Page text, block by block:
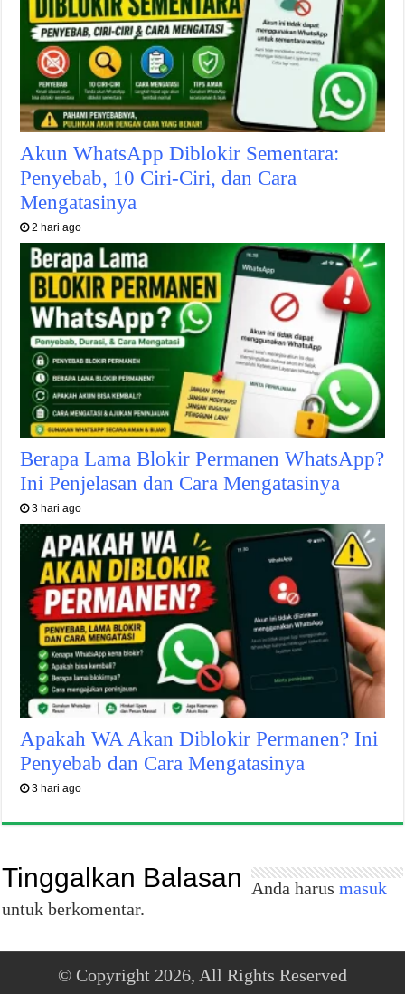
Akun WhatsApp Diblokir Sementara:
Penyebab, 10 Ciri-Ciri, dan Cara
Mengatasinya
2 hari ago
Berapa Lama Blokir Permanen WhatsApp?
Ini Penjelasan dan Cara Mengatasinya
3 hari ago
Apakah WA Akan Diblokir Permanen? Ini
Penyebab dan Cara Mengatasinya
3 hari ago
Tinggalkan Balasan Anda harusmasuk
untuk berkomentar.
© Copyright 2026, All Rights Reserved